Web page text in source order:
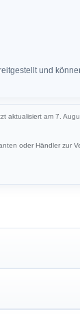
und
aktualisiert am 7.
oder Händler zur